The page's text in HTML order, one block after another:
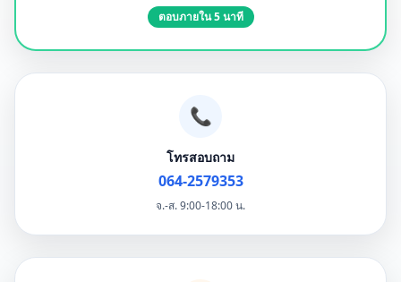
ตอบภายใน 5 นาที
📞
โทรสอบถาม
064-2579353
จ.-ส. 9:00-18:00 น.